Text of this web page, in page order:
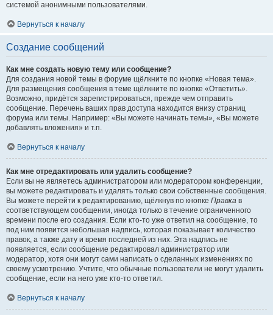
системой анонимными пользователями.
Вернуться к началу
Создание сообщений
Как мне создать новую тему или сообщение?
Для создания новой темы в форуме щёлкните по кнопке «Новая тема».
Для размещения сообщения в теме щёлкните по кнопке «Ответить».
Возможно, придётся зарегистрироваться, прежде чем отправить
сообщение. Перечень ваших прав доступа находится внизу страниц
форума или темы. Например: «Вы можете начинать темы», «Вы можете
добавлять вложения» и т.п.
Вернуться к началу
Как мне отредактировать или удалить сообщение?
Если вы не являетесь администратором или модератором конференции,
вы можете редактировать и удалять только свои собственные сообщения.
Вы можете перейти к редактированию, щёлкнув по кнопке Правка в
соответствующем сообщении, иногда только в течение ограниченного
времени после его создания. Если кто-то уже ответил на сообщение, то
под ним появится небольшая надпись, которая показывает количество
правок, а также дату и время последней из них. Эта надпись не
появляется, если сообщение редактировал администратор или
модератор, хотя они могут сами написать о сделанных изменениях по
своему усмотрению. Учтите, что обычные пользователи не могут удалить
сообщение, если на него уже кто-то ответил.
Вернуться к началу